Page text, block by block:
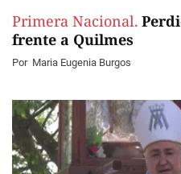
Primera Nacional.
frente a Quilmes
Por Maria Eugenia Burgos